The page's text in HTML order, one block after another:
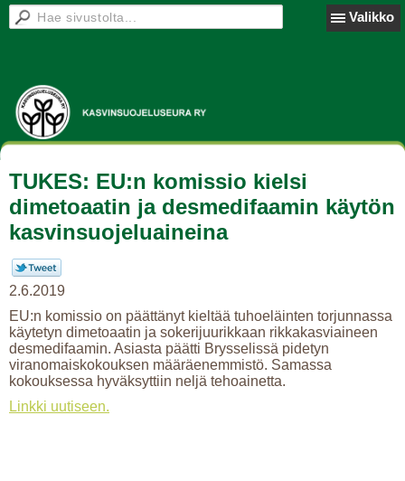
Valikko
TUKES: EU:n komissio kielsi
dimetoaatin ja desmedifaamin käytön
kasvinsuojeluaineina
2.6.2019
EU:n komissio on päättänyt kieltää tuhoeläinten torjunnassa
käytetyn dimetoaatin ja sokerijuurikkaan rikkakasviaineen
desmedifaamin. Asiasta päätti Brysselissä pidetyn
viranomaiskokouksen määräenemmistö. Samassa
kokouksessa hyväksyttiin neljä tehoainetta.
Linkki uutiseen.